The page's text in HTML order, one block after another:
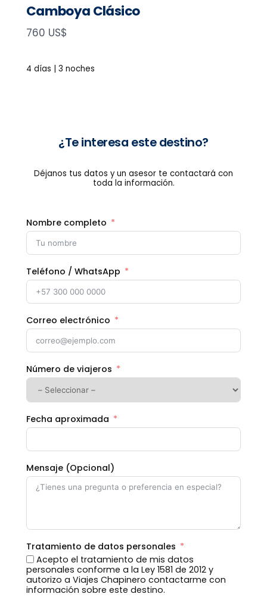
Camboya Clásico
N
w
760 US$
4 días | 3 noches
¿Te interesa este destino?
Déjanos tus datos y un asesor te contactará con
toda la información.
Nombre completo
Teléfono / WhatsApp
Correo electrónico
Número de viajeros
Fecha aproximada
Mensaje (Opcional)
Tratamiento de datos personales
Acepto el tratamiento de mis datos
personales conforme a la Ley 1581 de 2012 y
autorizo a Viajes Chapinero contactarme con
información sobre este destino.